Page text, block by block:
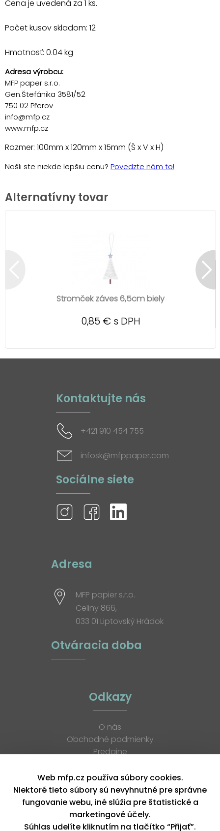
Cena je uvedená za 1 ks.
Počet kusov skladom: 12
Hmotnosť: 0.04 kg
Adresa výrobcu:
MFP paper s.r.o.
Gen.Štefánika 3581/52
750 02 Přerov
info@mfp.cz
www.mfp.cz
Rozmer: 100mm x 120mm x 15mm (Š x V x H)
Našli ste niekde lepšiu cenu? Povedzte nám to!
Alternatívny tovar
Stromček záves 6,5cm biely
0,85 € s DPH
Kontaktujte nás
+421 910 454 755
infosk@mfppaper.com
Sociálne siete
Adresa
MFP papier s.r.o.
Celiny 866,
033 01 Liptovský Hrádok
Otváracia doba
Odkazy
O nás
Obchodné podmienky
Predajne
K stiahnutiu
Blog
Kontakt
Kariéra
XML feed
Web mfp.cz používa súbory cookies.
Niektoré tieto súbory sú nevyhnutné pre správne
fungovanie webu, iné slúžia pre štatistické a
marketingové účely.
Súhlas udelíte kliknutím na tlačítko “Přijať”.